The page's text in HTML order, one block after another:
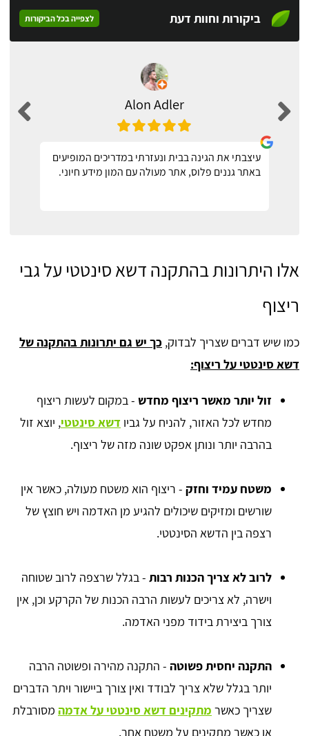
ביקורות וחוות דעת לצפייה בכל הביקורות
Alon Adler
עיצבתי את הגינה בבית ונעזרתי במדריכים המופיעים
באתר גננים פלוס, אתר מעולה עם המון מידע חיוני.
אלו היתרונות בהתקנה דשא סינטטי על גבי
ריצוף
כמו שיש דברים שצריך לבדוק, כך יש גם יתרונות בהתקנה של
דשא סינטטי על ריצוף:
זול יותר מאשר ריצוף מחדש - במקום לעשות ריצוף
מחדש לכל האזור, להניח על גביו דשא סינטטי, יוצא זול
בהרבה יותר ונותן אפקט שונה מזה של ריצוף.
משטח עמיד וחזק - ריצוף הוא משטח מעולה, כאשר אין
שורשים ומזיקים שיכולים להגיע מן האדמה ויש חוצץ של
רצפה בין הדשא הסינטטי.
לרוב לא צריך הכנות רבות - בגלל שרצפה לרוב שטוחה
וישרה, לא צריכים לעשות הרבה הכנות של הקרקע וכן, אין
צורך ביצירת בידוד מפני האדמה.
התקנה יחסית פשוטה - התקנה מהירה ופשוטה הרבה
יותר בגלל שלא צריך לבודד ואין צורך ביישור ויתר הדברים
שצריך כאשר מתקינים דשא סינטטי על אדמה מסורבלת
או כאשר מתקינים על משטח אחר.